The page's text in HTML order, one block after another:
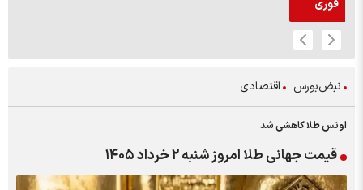
فوری
نبض‌بورس اقتصادی
اونس طلا کاهشی شد
قیمت جهانی طلا امروز شنبه ۲ خرداد ۱۴۰۵